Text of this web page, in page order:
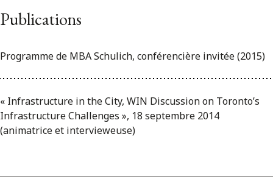
Publications
Programme de MBA Schulich, conférencière invitée (2015)
« Infrastructure in the City, WIN Discussion on Toronto’s
Infrastructure Challenges », 18 septembre 2014
(animatrice et intervieweuse)